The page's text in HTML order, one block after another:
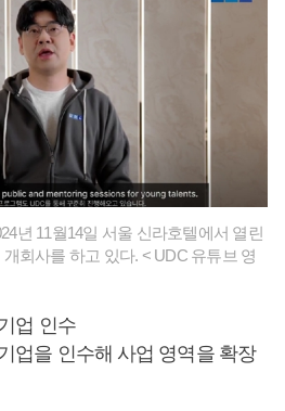
년 11월14일 서울 신라호텔에서 열린
회사를 하고 있다. < UDC 유튜브 영
업 인수
업을 인수해 사업 영역을 확장